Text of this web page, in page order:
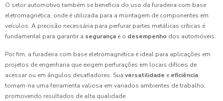
O setor automotivo também se beneficia do uso da furadeira com base
eletromagnética, onde é utilizada para a montagem de componentes em
veículos. A precisão necessária para perfurar partes metálicas críticas é
fundamental para garantir a segurança e o desempenho dos automóveis.
Por fim, a furadeira com base eletromagnética é ideal para aplicações em
projetos de engenharia que exigem perfurações em locais difíceis de
acessar ou em ângulos desafiadores. Sua versatilidade e eficiência
tornam-na uma ferramenta valiosa em variados ambientes de trabalho,
promovendo resultados de alta qualidade.